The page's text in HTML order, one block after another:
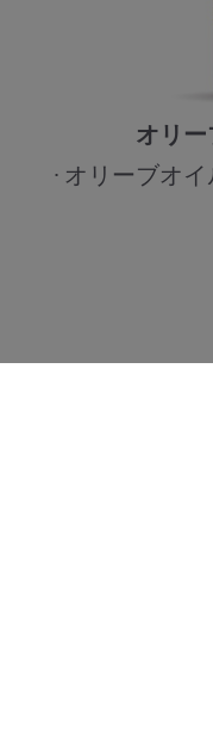
オリ
オリーブオ